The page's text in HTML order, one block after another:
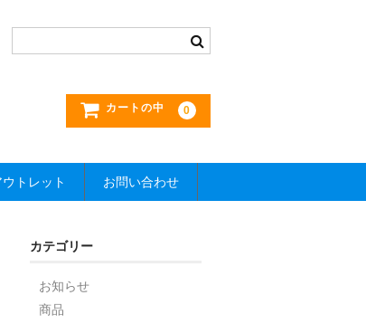
カートの中 0
ウトレット お問い合わせ
カテゴリー
お知らせ
商品